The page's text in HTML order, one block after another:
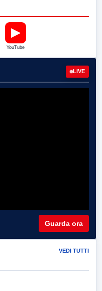
▶
YouTube
LIVE
Guarda ora
VEDI TUTTI